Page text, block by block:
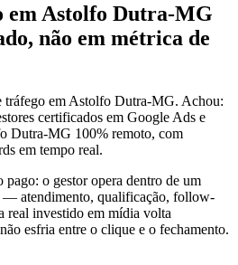
em Astolfo Dutra-MG
, não em métrica de
tráfego em Astolfo Dutra-MG. Achou:
certificados em Google Ads e
Dutra-MG 100% remoto, com
em tempo real.
pago: o gestor opera dentro de um
— atendimento, qualificação, follow-
real investido em mídia volta
esfria entre o clique e o fechamento.